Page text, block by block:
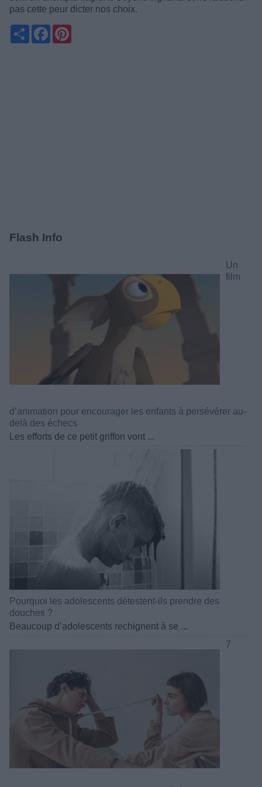
pas cette peur dicter nos choix.
PartagerFacebook
Flash Info
Un
film
d’animation pour encourager les enfants à persévérer au-
delà des échecs
Les efforts de ce petit griffon vont ...
Pourquoi les adolescents détestent-ils prendre des
douches ?
Beaucoup d’adolescents rechignent à se ...
7